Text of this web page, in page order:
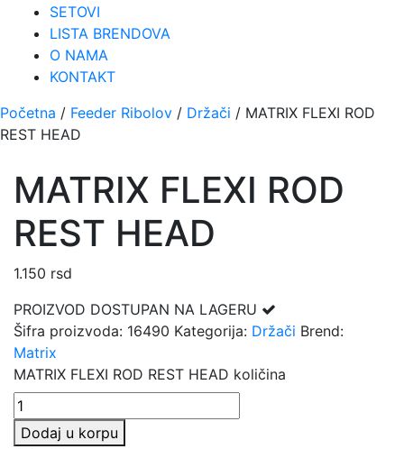
SETOVI
LISTA BRENDOVA
O NAMA
KONTAKT
Početna / Feeder Ribolov / Držači / MATRIX FLEXI ROD
REST HEAD
MATRIX FLEXI ROD
REST HEAD
1.150 rsd
PROIZVOD DOSTUPAN NA LAGERU
Šifra proizvoda: 16490 Kategorija: Držači Brend:
Matrix
MATRIX FLEXI ROD REST HEAD količina
Dodaj u korpu